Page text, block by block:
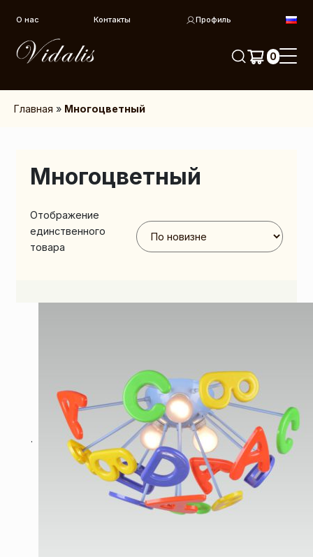
О нас Контакты Профиль
0
Главная » Многоцветный
Многоцветный
Отображение
единственного
товара